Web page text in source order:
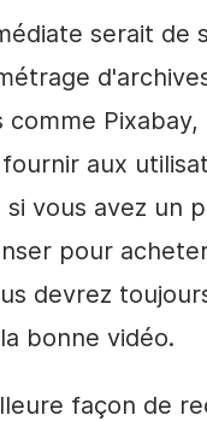
serait de
aux
si vous avez un
pour
devrez
bonne vidéo.
façon de